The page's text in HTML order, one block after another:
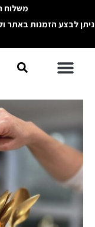
לתוכן
משלוח
ניתן לבצע הזמנות באתר
תפריט